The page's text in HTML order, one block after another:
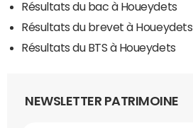
Résultats du bac à Houeydets
Résultats du brevet à Houeydets
Résultats du BTS à Houeydets
NEWSLETTER PATRIMOINE